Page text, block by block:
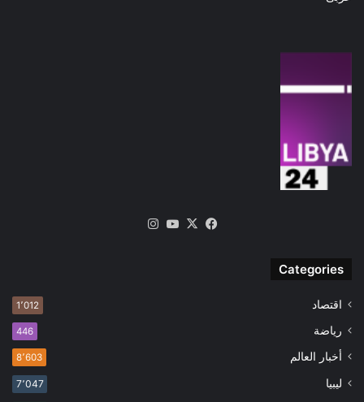
فيسبوك
‫X
‫YouTube
Categories
اقتصاد 1٬012
رياضة 446
أخبار العالم 8٬603
ليبيا 7٬047